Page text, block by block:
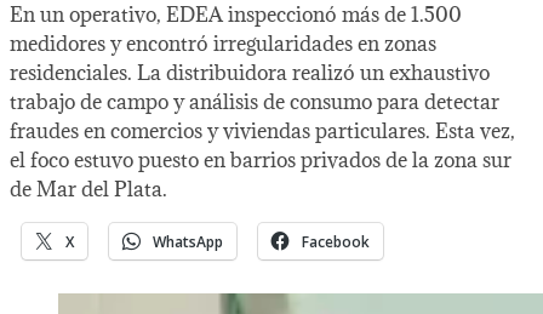
En un operativo, EDEA inspeccionó más de 1.500
medidores y encontró irregularidades en zonas
residenciales. La distribuidora realizó un exhaustivo
trabajo de campo y análisis de consumo para detectar
fraudes en comercios y viviendas particulares. Esta vez,
el foco estuvo puesto en barrios privados de la zona sur
de Mar del Plata.
X WhatsApp Facebook